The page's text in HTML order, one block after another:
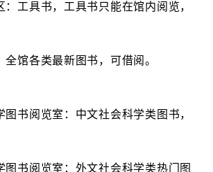
工具书，工具书只能在馆内阅览，
馆各类最新图书，可借阅。
书阅览室：中文社会科学类图书，
书阅览室：外文社会科学类热门图